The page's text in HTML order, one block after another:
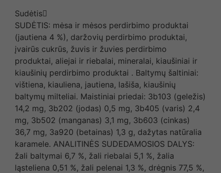
Sudėtis
SUDĖTIS: mėsa ir mėsos perdirbimo produktai
(jautiena 4 %), daržovių perdirbimo produktai,
įvairūs cukrūs, žuvis ir žuvies perdirbimo
produktai, aliejai ir riebalai, mineralai, kiaušiniai ir
kiaušinių perdirbimo produktai . Baltymų šaltiniai:
vištiena, kiauliena, jautiena, lašiša, kiaušinių
baltymų milteliai. Maistiniai priedai: 3b103 (geležis)
14,2 mg, 3b202 (jodas) 0,5 mg, 3b405 (varis) 2,4
mg, 3b502 (manganas) 3,1 mg, 3b603 (cinkas)
36,7 mg, 3a920 (betainas) 1,3 g, dažytas natūralia
karamele. ANALITINĖS SUDEDAMOSIOS DALYS:
žali baltymai 6,7 %, žali riebalai 5,1 %, žalia
ląsteliena 0,51 %, žali pelenai 1,3 %, drėgnis 77,5 %,